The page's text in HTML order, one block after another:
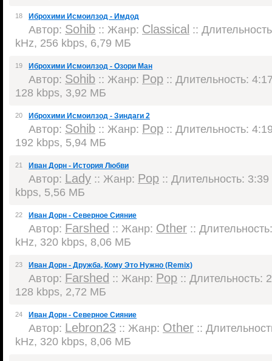
18 Иброхими Исмоилзод - Имдод
Автор: Sohib :: Жанр: Classical ::
kHz, 256 kbps, 6,79 МБ
19 Иброхими Исмоилзод - Озори Ман
Автор: Sohib :: Жанр: Pop :: Длительность:
128 kbps, 3,92 МБ
20 Иброхими Исмоилзод - Зиндаги 2
Автор: Sohib :: Жанр: Pop :: Длительность:
192 kbps, 5,94 МБ
21 Иван Дорн - История Любви
Автор: Lady :: Жанр: Pop :: Длительность:
kbps, 5,56 МБ
22 Иван Дорн - Северное Сияние
Автор: Farshed :: Жанр: Other ::
kHz, 320 kbps, 8,06 МБ
23 Иван Дорн - Дружба, Кому Это Нужно (Remix)
Автор: Farshed :: Жанр: Pop :: Длительность:
128 kbps, 2,72 МБ
24 Иван Дорн - Северное Сияние
Автор: Lebron23 :: Жанр: Other ::
kHz, 320 kbps, 8,06 МБ